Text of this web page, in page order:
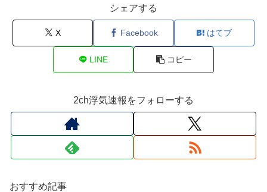
シェアする
X Facebook はてブ
LINE コピー
2ch浮気速報をフォローする
おすすめ記事